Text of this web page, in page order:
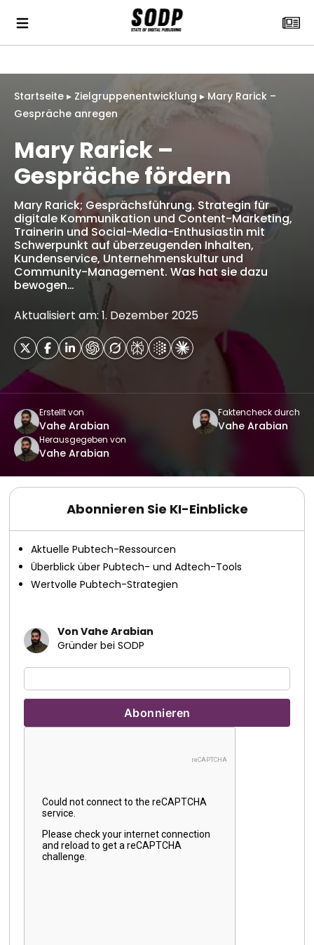
Startseite ▸ Zielgruppenentwicklung ▸Mary Rarick –
Gespräche anregen
Mary Rarick –
Gespräche fördern
Mary Rarick; Gesprächsführung. Strategin für
digitale Kommunikation und Content-Marketing,
Trainerin und Social-Media-Enthusiastin mit
Schwerpunkt auf überzeugenden Inhalten,
Kundenservice, Unternehmenskultur und
Community-Management. Was hat sie dazu
bewogen…
Aktualisiert am: 1. Dezember 2025
Erstellt von
Vahe Arabian
Faktencheck durch
Vahe Arabian
Herausgegeben von
Vahe Arabian
Abonnieren Sie KI-Einblicke
Aktuelle Pubtech-Ressourcen
Überblick über Pubtech- und Adtech-Tools
Wertvolle Pubtech-Strategien
Von Vahe Arabian
Gründer bei SODP